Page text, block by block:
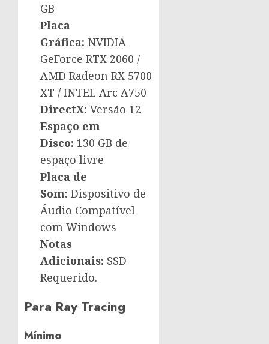
GB
Placa
Gráfica: NVIDIA
GeForce RTX 2060 /
AMD Radeon RX 5700
XT / INTEL Arc A750
DirectX: Versão 12
Espaço em
Disco: 130 GB de
espaço livre
Placa de
Som: Dispositivo de
Áudio Compatível
com Windows
Notas
Adicionais: SSD
Requerido.
Para Ray Tracing
Mínimo